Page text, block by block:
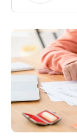
債務整理
離婚問題
交通事故
遺産相続
労働問題
掲載をご検討